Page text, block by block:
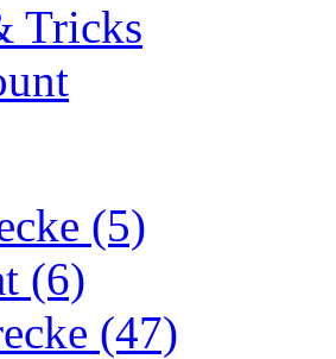
Tricks
(5)
(6)
(47)